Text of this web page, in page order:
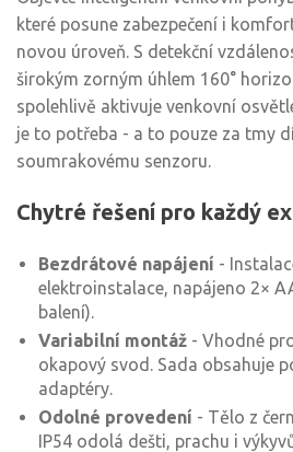
které posune zabezpečení i
novou úroveň. S detekční
širokým zorným úhlem 160°
spolehlivě aktivuje venkovní
je to potřeba - a to pouze za tmy
soumrakovému senzoru.
Chytré řešení pro každý
Bezdrátové napájení -
elektroinstalace, napájeno 2×
balení).
Variabilní montáž - Vhodné
okapový svod. Sada obsahuje
adaptéry.
Odolné provedení - Tělo z
IP54 odolá dešti, prachu i